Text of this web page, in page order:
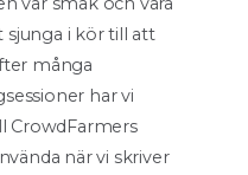
sjunga i kör till att
många
har vi
CrowdFarmers
när vi skriver